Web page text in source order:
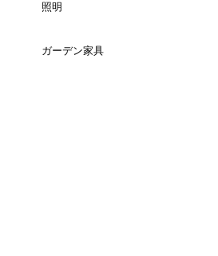
3人掛け
セミダブルサイズ
ダブルサイズ
チェスト
ＴＶボード
照明
テーブルライト
ガーデン家具